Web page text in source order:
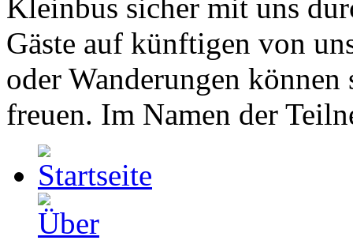
Kleinbus sicher mit uns
Gäste auf künftigen von
oder Wanderungen
freuen. Im Namen der